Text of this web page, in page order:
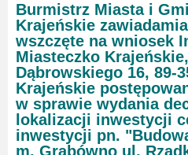
Burmistrz Miasta i
Krajeńskie
wszczęte na wniosek
Miasteczko
Dąbrowskiego 16, 89-
Krajeńskie
w sprawie wydania
lokalizacji inwestycji
inwestycji pn.
m. Grabówno ul.